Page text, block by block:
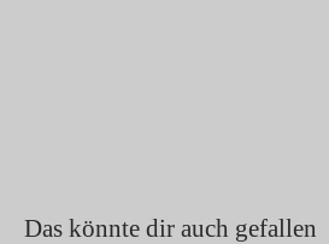
Das könnte dir auch gefallen